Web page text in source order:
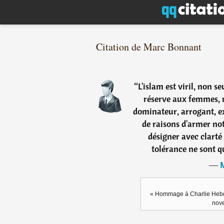
Citation de Marc Bonnant
“L'islam est viril, non
réserve aux
dominateur, arrogant,
de raisons d'armer
désigner avec
tolérance ne sont
―
« Hommage à Charlie